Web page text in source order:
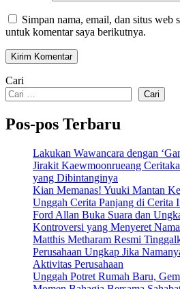
Simpan nama, email, dan situs web
untuk komentar saya berikutnya.
Cari
Cari
Pos-pos Terbaru
Lakukan Wawancara dengan
Jirakit Kaewmoonrueang
yang Dibintanginya
Kian Memanas! Yuuki Mantan
Unggah Cerita Panjang di Cerita
Ford Allan Buka Suara dan
Kontroversi yang Menyeret
Matthis Metharam Resmi
Perusahaan Ungkap Jika
Aktivitas Perusahaan
Unggah Potret Rumah Baru,